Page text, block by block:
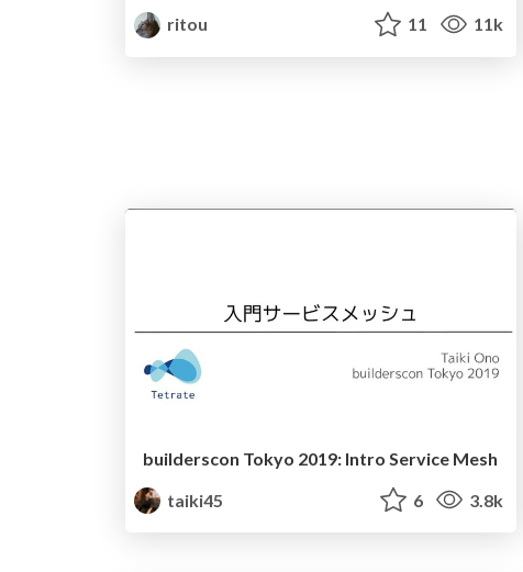
ritou
11 11k
builderscon Tokyo 2019: Intro Service Mesh
taiki45
6 3.8k